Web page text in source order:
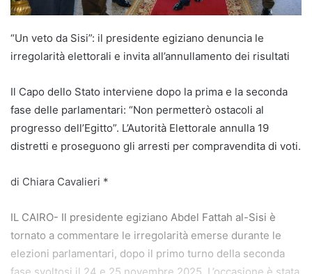
“Un veto da Sisi”: il presidente egiziano denuncia le
irregolarità elettorali e invita all’annullamento dei risultati
Il Capo dello Stato interviene dopo la prima e la seconda
fase delle parlamentari: “Non permetterò ostacoli al
progresso dell’Egitto”. L’Autorità Elettorale annulla 19
distretti e proseguono gli arresti per compravendita di voti.
di Chiara Cavalieri *
IL CAIRO- Il presidente egiziano Abdel Fattah al-Sisi è
tornato a commentare le irregolarità emerse durante le
elezioni parlamentari, dopo il primo turno della seconda